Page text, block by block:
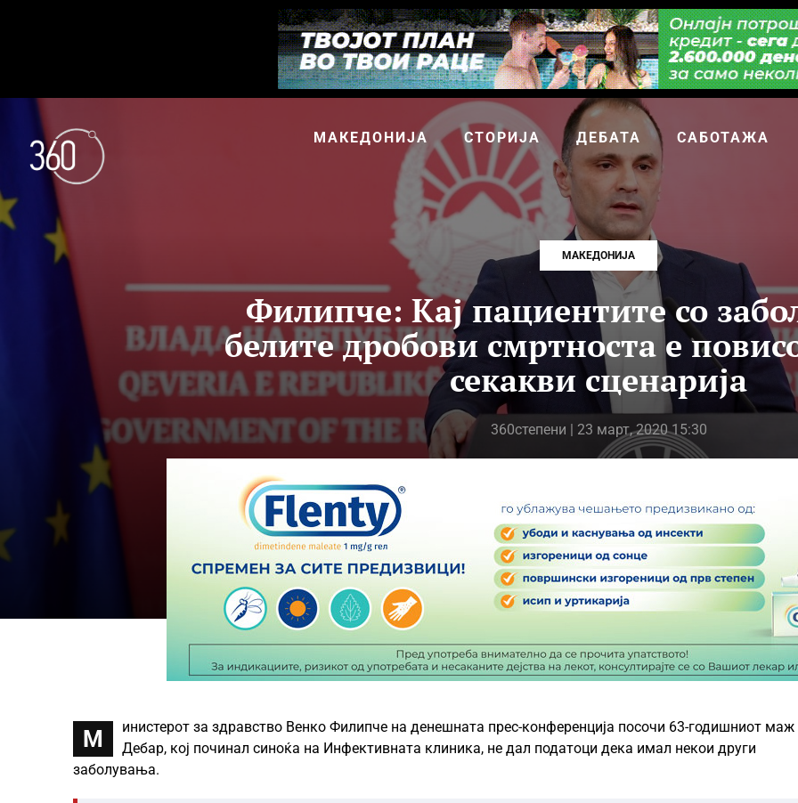
МАКЕДОНИЈА СТОРИЈА ДЕБАТА САБОТАЖА
МАКЕДОНИЈА
Филипче: Кај пациентите со
белите дробови смртноста е
секакви сценарија
360степени | 23 март, 2020 15:30
М
инистерот за здравство Венко Филипче на денешната прес-конференција посочи 63-годишниот маж
Дебар, кој починал синоќа на Инфективната клиника, не дал податоци дека имал некои други
заболувања.